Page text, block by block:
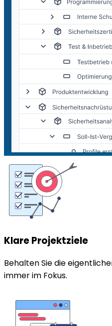
Klare Projektziele
Behalten Sie die
immer im Fokus.